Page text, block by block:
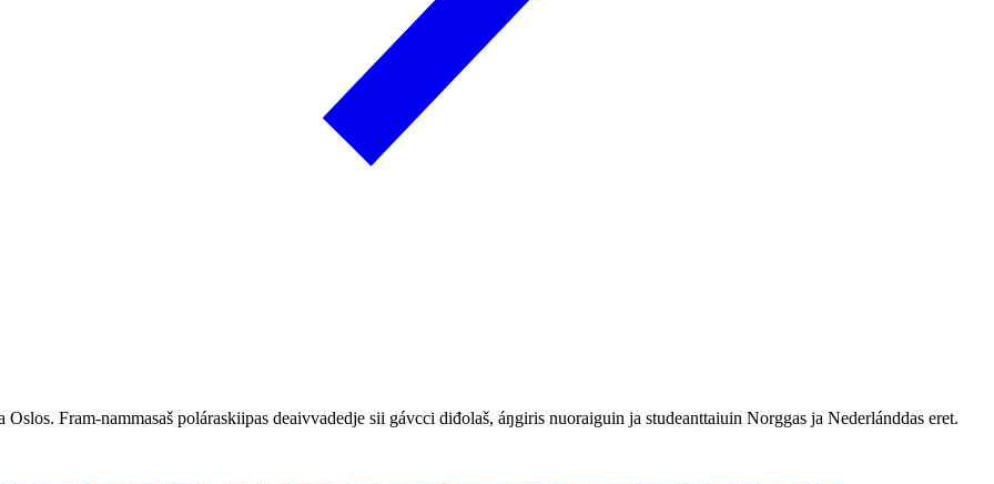
Fram-nammasaš poláraskiipas deaivvadedje sii gávcci diđolaš, áŋgiris nuoraiguin ja studeanttaiuin Norggas ja Nederlánddas eret.